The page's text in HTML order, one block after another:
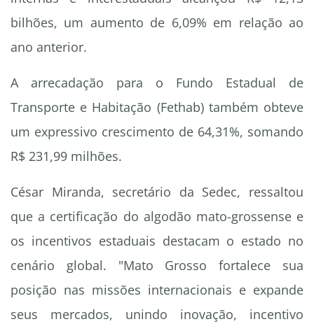
bilhões, um aumento de 6,09% em relação ao
ano anterior.
A arrecadação para o Fundo Estadual de
Transporte e Habitação (Fethab) também obteve
um expressivo crescimento de 64,31%, somando
R$ 231,99 milhões.
César Miranda, secretário da Sedec, ressaltou
que a certificação do algodão mato-grossense e
os incentivos estaduais destacam o estado no
cenário global. "Mato Grosso fortalece sua
posição nas missões internacionais e expande
seus mercados, unindo inovação, incentivo